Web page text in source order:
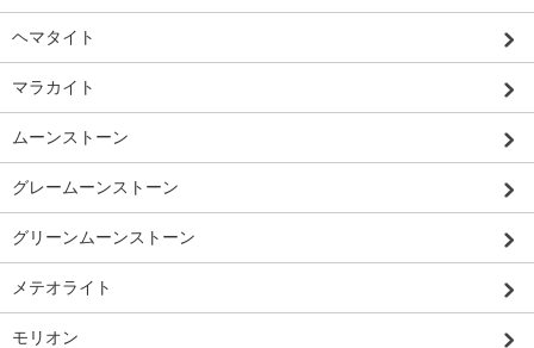
ヘマタイト
マラカイト
ムーンストーン
グレームーンストーン
グリーンムーンストーン
メテオライト
モリオン